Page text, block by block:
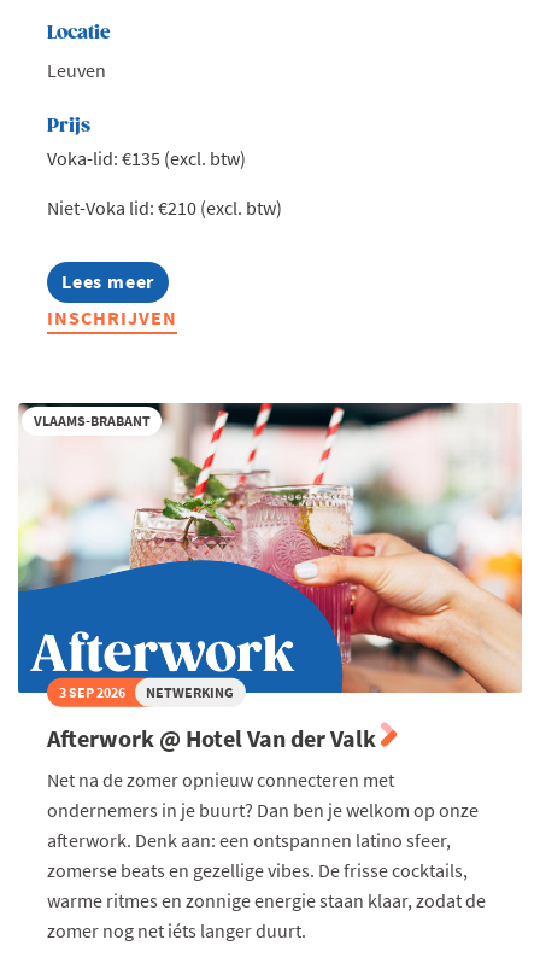
Locatie
Leuven
Prijs
Voka-lid: €135 (excl. btw)
Niet-Voka lid: €210 (excl. btw)
Lees meer
about
Exclusieve
lunch
Moors,
Permanent
Vertegenwoordiger
van
België
de
Europese
INSCHRIJVEN
VLAAMS-BRABANT
3 SEP 2026 NETWERKING
Afterwork @ Hotel Van der Valk
Net na de zomer opnieuw connecteren met
ondernemers in je buurt? Dan ben je welkom op onze
afterwork. Denk aan: een ontspannen latino sfeer,
zomerse beats en gezellige vibes. De frisse cocktails,
warme ritmes en zonnige energie staan klaar, zodat de
zomer nog net iéts langer duurt.